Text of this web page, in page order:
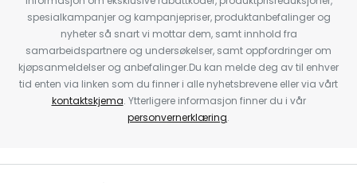
spesialkampanjer og kampanjepriser, produktanbefalinger og
nyheter så snart vi mottar dem, samt innhold fra
samarbeidspartnere og undersøkelser, samt oppfordringer om
kjøpsanmeldelser og anbefalinger.Du kan melde deg av til enhver
tid enten via linken som du finner i alle nyhetsbrevene eller via vårt
kontaktskjema. Ytterligere informasjon finner du i vår
personvernerklæring.